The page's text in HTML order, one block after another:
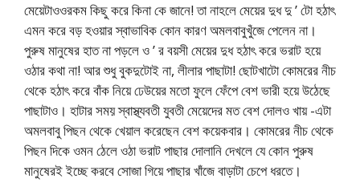
মেয়েটাওওরকম কিছু করে কিনা কে জানে! তা নাহলে মেয়ের দুধ দু ’ টো হঠাৎ
এমন করে বড় হওয়ার স্বাভাবিক কোন কারণ অমলবাবুখুঁজে পেলেন না।
পুরুষ মানুষের হাত না পড়লে ও ’ র বয়সী মেয়ের দুধ হঠাৎ করে ভরাট হয়ে
ওঠার কথা না! আর শুধু বুকদুটোই না, লীলার পাছাটা! ছোটখাটো কোমরের নীচ
থেকে হঠাৎ করে বাঁক নিয়ে ঢেউয়ের মতো ফুলে ফেঁপে বেশ ভারী হয়ে উঠেছে
পাছাটাও। হাটার সময় স্বাস্থ্যবতী যুবতী মেয়েদের মত বেশ দোলও খায় -এটা
অমলবাবু পিছন থেকে খেয়াল করেছেন বেশ কয়েকবার। কোমরের নীচ থেকে
পিছন দিকে ওমন ঠেলে ওঠা ভরাট পাছার দোলানি দেখলে যে কোন পুরুষ
মানুষেরই ইচ্ছে করবে সোজা গিয়ে পাছার খাঁজে বাড়াটা চেপে ধরতে।